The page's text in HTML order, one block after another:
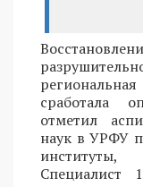
сработала
отметил
наук в УРФУ
институты,
Специалист